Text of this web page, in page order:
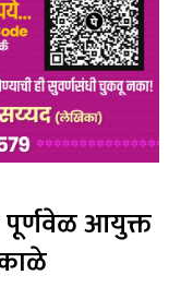
पूर्णवेळ आयुक्त